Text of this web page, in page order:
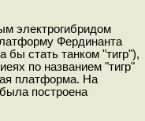
электрогибридом
Фердинанта
бы стать танком "тигр"),
по названием "тигр"
платформа. На
построена